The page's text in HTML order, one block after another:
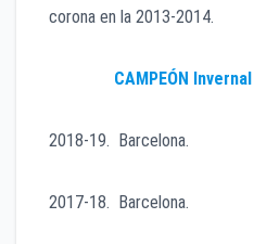
corona en la 2013-2014.
CAMPEÓN
2018-19. Barcelona.
2017-18. Barcelona.